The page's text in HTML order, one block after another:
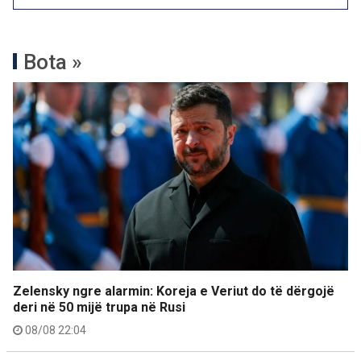
Bota »
Zelensky ngre alarmin: Koreja e Veriut do të dërgojë
deri në 50 mijë trupa në Rusi
08/08 22:04